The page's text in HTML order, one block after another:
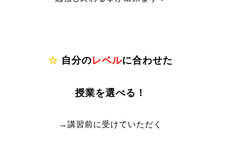
☆ 自分のレベルに合わせた
授業を選べる！
→講習前に受けていただく